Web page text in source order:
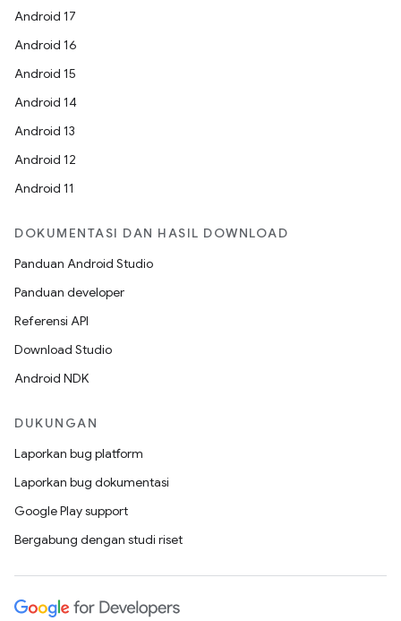
Android 17
Android 16
Android 15
Android 14
Android 13
Android 12
Android 11
DOKUMENTASI DAN HASIL DOWNLOAD
Panduan Android Studio
Panduan developer
Referensi API
Download Studio
Android NDK
DUKUNGAN
Laporkan bug platform
Laporkan bug dokumentasi
Google Play support
Bergabung dengan studi riset